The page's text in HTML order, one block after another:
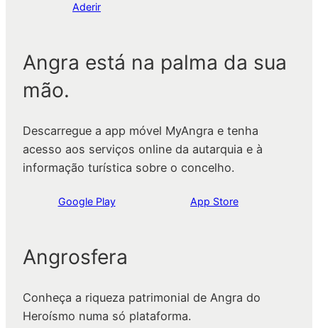
Aderir
Angra está na palma da sua
mão.
Descarregue a app móvel MyAngra e tenha
acesso aos serviços online da autarquia e à
informação turística sobre o concelho.
Google Play App Store
Angrosfera
Conheça a riqueza patrimonial de Angra do
Heroísmo numa só plataforma.